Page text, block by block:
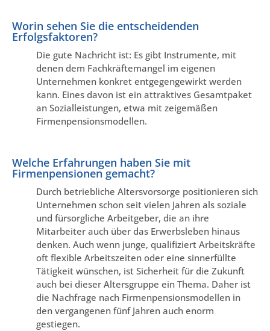
Worin sehen Sie die entscheidenden
Erfolgsfaktoren?
Die gute Nachricht ist: Es gibt Instrumente, mit
denen dem Fachkräftemangel im eigenen
Unternehmen konkret entgegengewirkt werden
kann. Eines davon ist ein attraktives Gesamtpaket
an Sozialleistungen, etwa mit zeigemäßen
Firmenpensionsmodellen.
Welche Erfahrungen haben Sie mit
Firmenpensionen gemacht?
Durch betriebliche Altersvorsorge positionieren sich
Unternehmen schon seit vielen Jahren als soziale
und fürsorgliche Arbeitgeber, die an ihre
Mitarbeiter auch über das Erwerbsleben hinaus
denken. Auch wenn junge, qualifiziert Arbeitskräfte
oft flexible Arbeitszeiten oder eine sinnerfüllte
Tätigkeit wünschen, ist Sicherheit für die Zukunft
auch bei dieser Altersgruppe ein Thema. Daher ist
die Nachfrage nach Firmenpensionsmodellen in
den vergangenen fünf Jahren auch enorm
gestiegen.